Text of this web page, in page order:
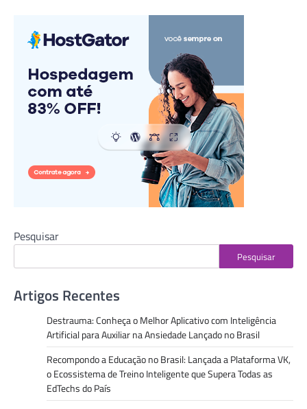
Pesquisar
Pesquisar
Artigos Recentes
Destrauma: Conheça o Melhor Aplicativo com Inteligência
Artificial para Auxiliar na Ansiedade Lançado no Brasil
Recompondo a Educação no Brasil: Lançada a Plataforma VK,
o Ecossistema de Treino Inteligente que Supera Todas as
EdTechs do País